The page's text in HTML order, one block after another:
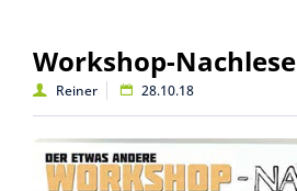
Workshop-Nachlese
Reiner 28.10.18